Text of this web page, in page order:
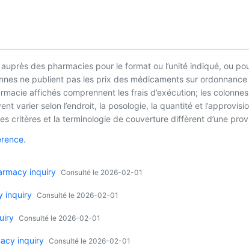
des pharmacies pour le format ou l’unité indiqué, ou
ne publient pas les prix des médicaments sur
affichés comprennent les frais d’exécution; les
varier selon l’endroit, la posologie, la quantité et
critères et la terminologie de couverture diffèrent d’une
inquiry Consulté le 2026-02-01
inquiry Consulté le 2026-02-01
Consulté le 2026-02-01
inquiry Consulté le 2026-02-01